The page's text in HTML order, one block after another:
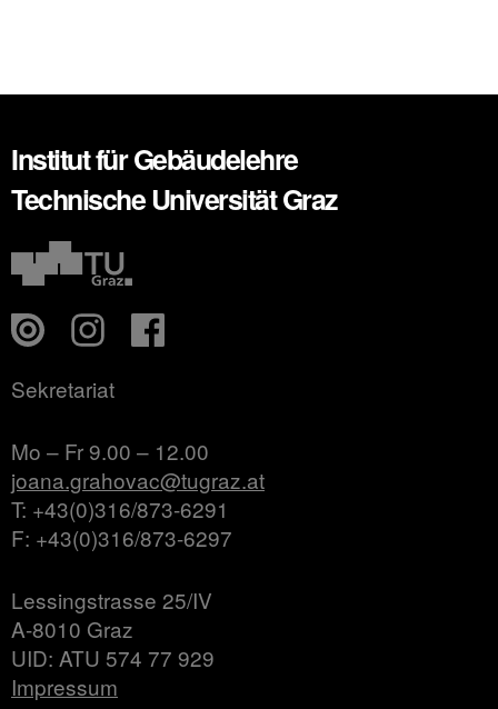
Institut für Gebäudelehre
Technische Universität Graz
Sekretariat
Mo – Fr 9.00 – 12.00
joana.grahovac@tugraz.at
T: +43(0)316/873-6291
F: +43(0)316/873-6297
Lessingstrasse 25/IV
A-8010 Graz
UID: ATU 574 77 929
Impressum